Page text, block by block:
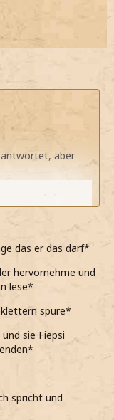
aber
hole*
ihrer Schulter
in Verwandlung
und das
das er das darf*
hervornehme und
lese*
spüre*
sie Fiepsi
spricht und